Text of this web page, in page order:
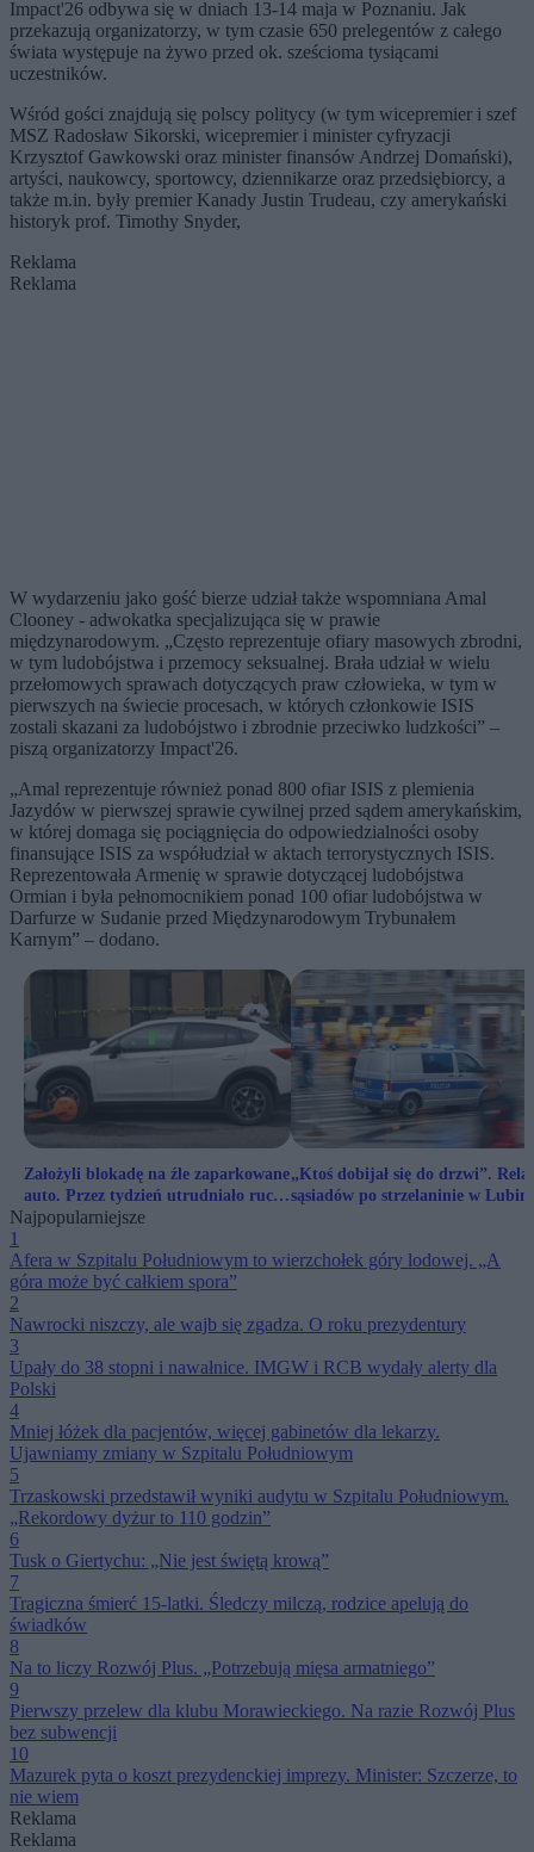
Impact'26 odbywa się w dniach 13-14 maja w Poznaniu. Jak
przekazują organizatorzy, w tym czasie 650 prelegentów z całego
świata występuje na żywo przed ok. sześcioma tysiącami
uczestników.
Wśród gości znajdują się polscy politycy (w tym wicepremier i szef
MSZ Radosław Sikorski, wicepremier i minister cyfryzacji
Krzysztof Gawkowski oraz minister finansów Andrzej Domański),
artyści, naukowcy, sportowcy, dziennikarze oraz przedsiębiorcy, a
także m.in. były premier Kanady Justin Trudeau, czy amerykański
historyk prof. Timothy Snyder,
Reklama
Reklama
W wydarzeniu jako gość bierze udział także wspomniana Amal
Clooney - adwokatka specjalizująca się w prawie
międzynarodowym. „Często reprezentuje ofiary masowych zbrodni,
w tym ludobójstwa i przemocy seksualnej. Brała udział w wielu
przełomowych sprawach dotyczących praw człowieka, w tym w
pierwszych na świecie procesach, w których członkowie ISIS
zostali skazani za ludobójstwo i zbrodnie przeciwko ludzkości” –
piszą organizatorzy Impact'26.
„Amal reprezentuje również ponad 800 ofiar ISIS z plemienia
Jazydów w pierwszej sprawie cywilnej przed sądem amerykańskim,
w której domaga się pociągnięcia do odpowiedzialności osoby
finansujące ISIS za współudział w aktach terrorystycznych ISIS.
Reprezentowała Armenię w sprawie dotyczącej ludobójstwa
Ormian i była pełnomocnikiem ponad 100 ofiar ludobójstwa w
Darfurze w Sudanie przed Międzynarodowym Trybunałem
Karnym” – dodano.
Założyli blokadę na źle zaparkowane
auto. Przez tydzień utrudniało ruch.
Gdzie sens?
„Ktoś dobijał się do drzwi”.
sąsiadów po strzelaninie w
Najpopularniejsze
1
Afera w Szpitalu Południowym to wierzchołek góry lodowej. „A
góra może być całkiem spora”
2
Nawrocki niszczy, ale wajb się zgadza. O roku prezydentury
3
Upały do 38 stopni i nawałnice. IMGW i RCB wydały alerty dla
Polski
4
Mniej łóżek dla pacjentów, więcej gabinetów dla lekarzy.
Ujawniamy zmiany w Szpitalu Południowym
5
Trzaskowski przedstawił wyniki audytu w Szpitalu Południowym.
„Rekordowy dyżur to 110 godzin”
6
Tusk o Giertychu: „Nie jest świętą krową”
7
Tragiczna śmierć 15-latki. Śledczy milczą, rodzice apelują do
świadków
8
Na to liczy Rozwój Plus. „Potrzebują mięsa armatniego”
9
Pierwszy przelew dla klubu Morawieckiego. Na razie Rozwój Plus
bez subwencji
10
Mazurek pyta o koszt prezydenckiej imprezy. Minister: Szczerze, to
nie wiem
Reklama
Reklama